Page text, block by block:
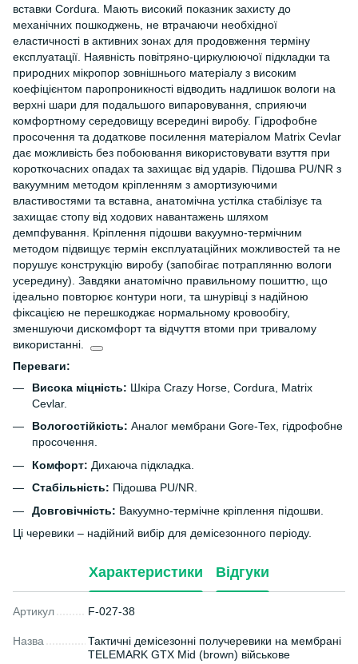
вставки Cordura. Мають високий показник захисту до
механічних пошкоджень, не втрачаючи необхідної
еластичності в активних зонах для продовження терміну
експлуатації. Наявність повітряно-циркулюючої підкладки та
природних мікропор зовнішнього матеріалу з високим
коефіцієнтом паропроникності відводить надлишок вологи на
верхні шари для подальшого випаровування, сприяючи
комфортному середовищу всередині виробу. Гідрофобне
просочення та додаткове посилення матеріалом Matrix Cevlar
дає можливість без побоювання використовувати взуття при
короткочасних опадах та захищає від ударів. Підошва PU/NR з
вакуумним методом кріпленням з амортизуючими
властивостями та вставна, анатомічна устілка стабілізує та
захищає стопу від ходових навантажень шляхом
демпфування. Кріплення підошви вакуумно-термічним
методом підвищує термін експлуатаційних можливостей та не
порушує конструкцію виробу (запобігає потраплянню вологи
усередину). Завдяки анатомічно правильному пошиттю, що
ідеально повторює контури ноги, та шнурівці з надійною
фіксацією не перешкоджає нормальному кровообігу,
зменшуючи дискомфорт та відчуття втоми при тривалому
використанні.
Переваги:
Висока міцність: Шкіра Crazy Horse, Cordura, Matrix
Cevlar.
Вологостійкість: Аналог мембрани Gore-Tex, гідрофобне
просочення.
Комфорт: Дихаюча підкладка.
Стабільність: Підошва PU/NR.
Довговічність: Вакуумно-термічне кріплення підошви.
Ці черевики – надійний вибір для демісезонного періоду.
Характеристики Відгуки
Артикул F-027-38
Назва
Тактичні демісезонні получеревики на мембрані
TELEMARK GTX Mid (brown) військове